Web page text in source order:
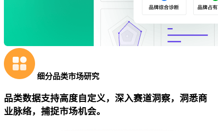
细分品类市场研究
品类数据支持高度自定义，深入赛道洞察，洞悉商
业脉络，捕捉市场机会。